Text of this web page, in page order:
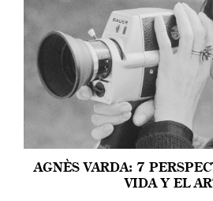
AGNÈS VARDA: 7
VIDA Y EL